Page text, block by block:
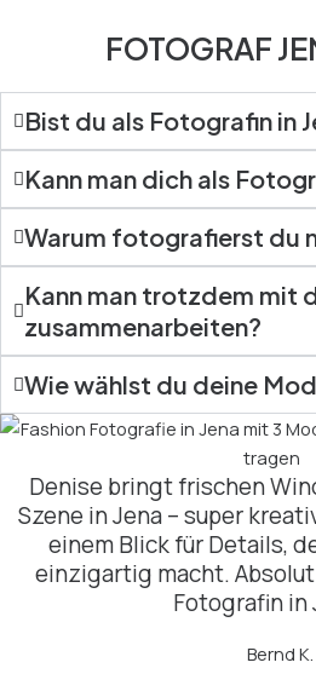
FOTOGRAF
Bist du als Fotografin in
Kann man dich als
Warum fotografierst du
Kann man trotzdem mit
zusammenarbeiten?
Wie wählst du deine
Denise bringt frischen
Szene in Jena – super
einem Blick für Details,
einzigartig macht.
Fotografin in
Bernd K.